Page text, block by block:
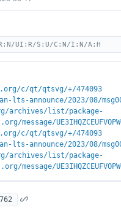
UI:R/S:U/C:N/I:N/A:H
c/qt/qtsvg/+/474093
announce/2023/08/
archives/list/package-
c/qt/qtsvg/+/474093
announce/2023/08/
archives/list/package-